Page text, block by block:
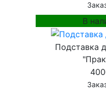
В
Подставка